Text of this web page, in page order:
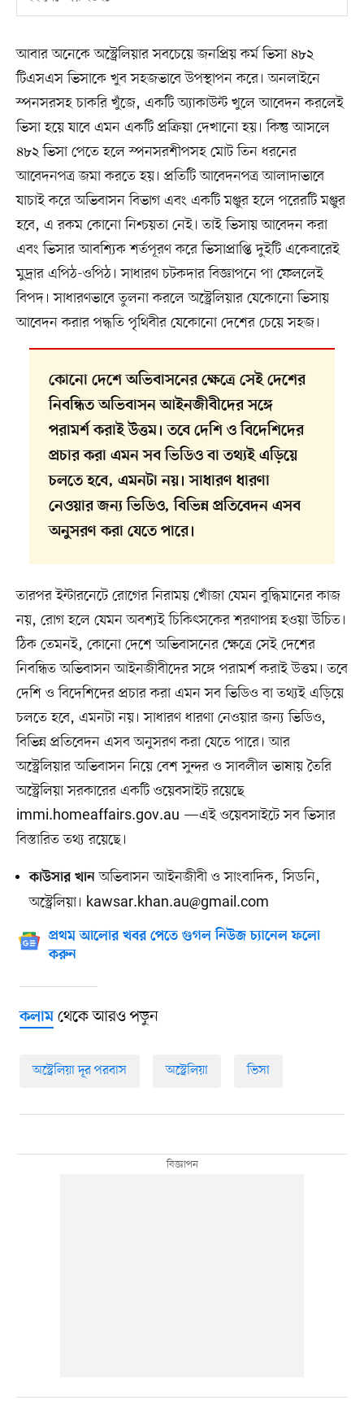
আবার অনেকে অস্ট্রেলিয়ার সবচেয়ে জনপ্রিয় কর্ম ভিসা ৪৮২
টিএসএস ভিসাকে খুব সহজভাবে উপস্থাপন করে। অনলাইনে
স্পনসরসহ চাকরি খুঁজে, একটি অ্যাকাউন্ট খুলে আবেদন করলেই
ভিসা হয়ে যাবে এমন একটি প্রক্রিয়া দেখানো হয়। কিন্তু আসলে
৪৮২ ভিসা পেতে হলে স্পনসরশীপসহ মোট তিন ধরনের
আবেদনপত্র জমা করতে হয়। প্রতিটি আবেদনপত্র আলাদাভাবে
যাচাই করে অভিবাসন বিভাগ এবং একটি মঞ্জুর হলে পরেরটি মঞ্জুর
হবে, এ রকম কোনো নিশ্চয়তা নেই। তাই ভিসায় আবেদন করা
এবং ভিসার আবশ্যিক শর্তপূরণ করে ভিসাপ্রাপ্তি দুইটি একেবারেই
মুদ্রার এপিঠ-ওপিঠ। সাধারণ চটকদার বিজ্ঞাপনে পা ফেললেই
বিপদ। সাধারণভাবে তুলনা করলে অস্ট্রেলিয়ার যেকোনো ভিসায়
আবেদন করার পদ্ধতি পৃথিবীর যেকোনো দেশের চেয়ে সহজ।
কোনো দেশে অভিবাসনের ক্ষেত্রে সেই দেশের
নিবন্ধিত অভিবাসন আইনজীবীদের সঙ্গে
পরামর্শ করাই উত্তম। তবে দেশি ও বিদেশিদের
প্রচার করা এমন সব ভিডিও বা তথ্যই এড়িয়ে
চলতে হবে, এমনটা নয়। সাধারণ ধারণা
নেওয়ার জন্য ভিডিও, বিভিন্ন প্রতিবেদন এসব
অনুসরণ করা যেতে পারে।
তারপর ইন্টারনেটে রোগের নিরাময় খোঁজা যেমন বুদ্ধিমানের কাজ
নয়, রোগ হলে যেমন অবশ্যই চিকিৎসকের শরণাপন্ন হওয়া উচিত।
ঠিক তেমনই, কোনো দেশে অভিবাসনের ক্ষেত্রে সেই দেশের
নিবন্ধিত অভিবাসন আইনজীবীদের সঙ্গে পরামর্শ করাই উত্তম। তবে
দেশি ও বিদেশিদের প্রচার করা এমন সব ভিডিও বা তথ্যই এড়িয়ে
চলতে হবে, এমনটা নয়। সাধারণ ধারণা নেওয়ার জন্য ভিডিও,
বিভিন্ন প্রতিবেদন এসব অনুসরণ করা যেতে পারে। আর
অস্ট্রেলিয়ার অভিবাসন নিয়ে বেশ সুন্দর ও সাবলীল ভাষায় তৈরি
অস্ট্রেলিয়া সরকারের একটি ওয়েবসাইট রয়েছে
immi.homeaffairs.gov.au —এই ওয়েবসাইটে সব ভিসার
বিস্তারিত তথ্য রয়েছে।
কাউসার খানঅভিবাসন আইনজীবী ও সাংবাদিক, সিডনি,
অস্ট্রেলিয়া। kawsar.khan.au@gmail.com
প্রথম আলোর খবর পেতে গুগল নিউজ চ্যানেল ফলো
করুন
কলামথেকে আরও পড়ুন
অস্ট্রেলিয়া দূর পরবাস অস্ট্রেলিয়া ভিসা